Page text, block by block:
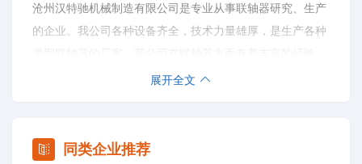
沧州汉特驰机械制造有限公司是专业从事联轴器研究、生产
的企业。我公司各种设备齐全，技术力量雄厚，是生产各种
具有研发高新精产品和批量生产的优越条件及强大优势，能
全、质量稳定可靠。
展开全文
同类企业推荐